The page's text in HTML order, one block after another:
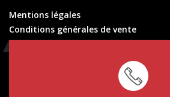
Mentions légales
Conditions générales de vente